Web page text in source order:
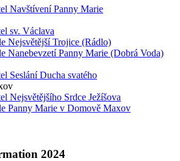
Navštívení Panny Marie
sv. Václava
Nejsvětější Trojice (Rádlo)
Nanebevzetí Panny Marie (Dobrá Voda)
Seslání Ducha svatého
Nejsvětějšího Srdce Ježíšova
Panny Marie v Domově Maxov
2024